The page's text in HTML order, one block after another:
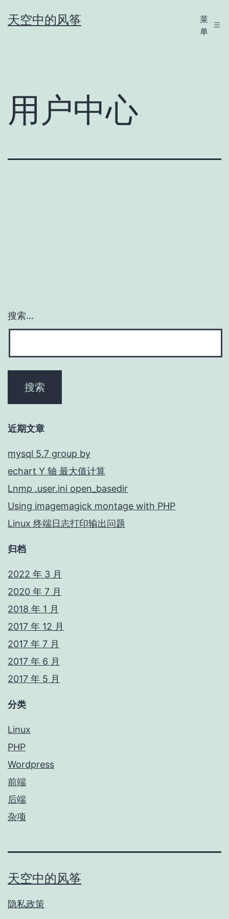
至天空中的风筝
菜
单
用户中心
搜索…
近期文章
mysql 5.7 group by
echart Y 轴 最大值计算
Lnmp .user.ini open_basedir
Using imagemagick montage with PHP
Linux 终端日志打印输出问题
归档
2022 年 3 月
2020 年 7 月
2018 年 1 月
2017 年 12 月
2017 年 7 月
2017 年 6 月
2017 年 5 月
分类
Linux
PHP
Wordpress
前端
后端
杂项
天空中的风筝
隐私政策